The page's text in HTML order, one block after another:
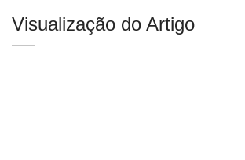
Visualização do Artigo